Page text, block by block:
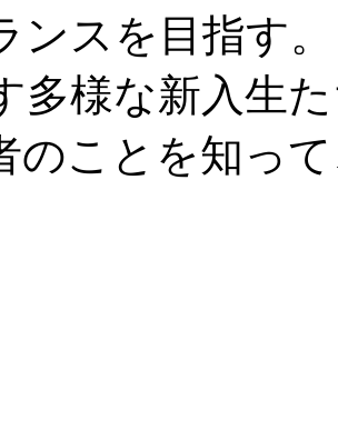
ンスを目指す
多様な新入生
のことを知っ